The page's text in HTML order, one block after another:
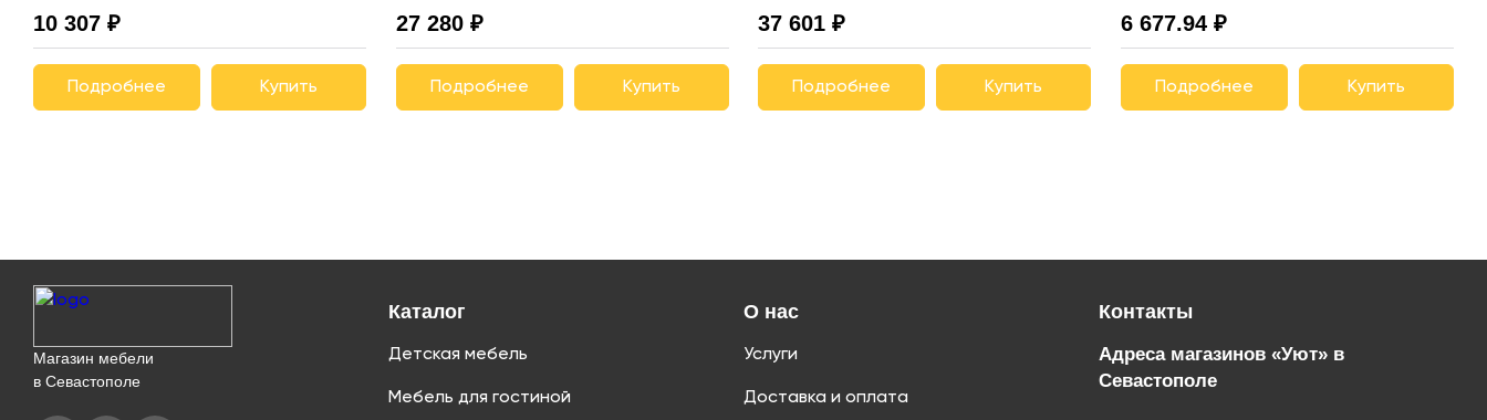
10 307 ₽
Подробнее Купить
27 280 ₽
Подробнее Купить
37 601 ₽
Подробнее Купить
6 677.94 ₽
Подробнее Купить
Магазин мебели
в Севастополе
Каталог
Детская мебель
Мебель для гостиной
О нас
Услуги
Доставка и оплата
Контакты
Адреса магазинов «Уют» в
Севастополе